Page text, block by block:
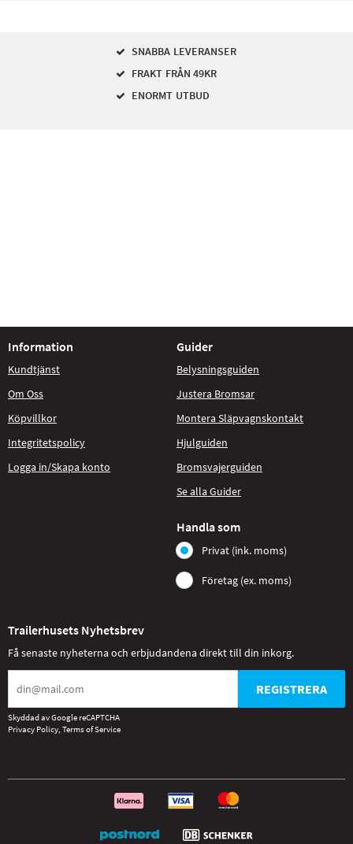
SNABBA LEVERANSER
FRAKT FRÅN 49KR
ENORMT UTBUD
Information
Kundtjänst
Om Oss
Köpvillkor
Integritetspolicy
Logga in/Skapa konto
Guider
Belysningsguiden
Justera Bromsar
Montera Släpvagnskontakt
Hjulguiden
Bromsvajerguiden
Se alla Guider
Handla som
Privat (ink. moms)
Företag (ex. moms)
Trailerhusets Nyhetsbrev
Få senaste nyheterna och erbjudandena direkt till din inkorg.
REGISTRERA
Skyddad av Google reCAPTCHA
Privacy Policy, Terms of Service